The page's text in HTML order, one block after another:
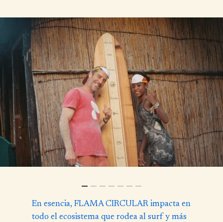
En esencia, FLAMA CIRCULAR impacta en
todo el ecosistema que rodea al surf y más